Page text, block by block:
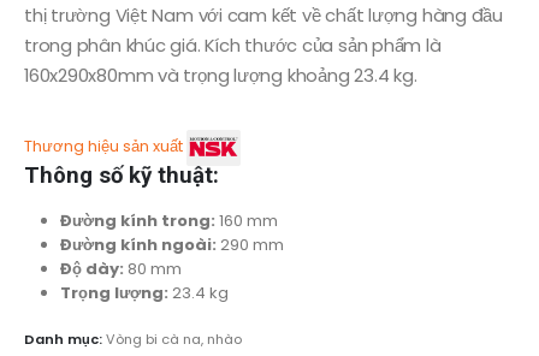
thị trường Việt Nam với cam kết về chất lượng hàng đầu
trong phân khúc giá. Kích thước của sản phẩm là
160x290x80mm và trọng lượng khoảng 23.4 kg.
Thương hiệu sản xuất
Thông số kỹ thuật:
Đường kính trong: 160 mm
Đường kính ngoài: 290 mm
Độ dày: 80 mm
Trọng lượng: 23.4 kg
Danh mục:Vòng bi cà na, nhào